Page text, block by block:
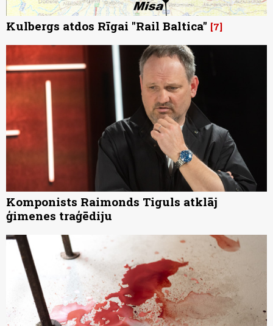
Kulbergs atdos Rīgai "Rail Baltica" 7
Komponists Raimonds Tiguls atklāj
ģimenes traģēdiju